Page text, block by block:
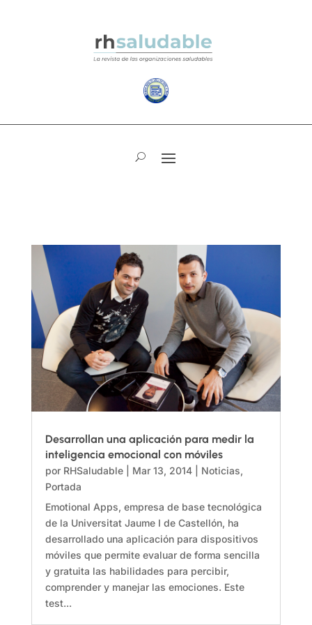
Desarrollan una aplicación para medir la
inteligencia emocional con móviles
por RHSaludable| Mar 13, 2014| Noticias,
Portada
Emotional Apps, empresa de base tecnológica
de la Universitat Jaume I de Castellón, ha
desarrollado una aplicación para dispositivos
móviles que permite evaluar de forma sencilla
y gratuita las habilidades para percibir,
comprender y manejar las emociones. Este
test...